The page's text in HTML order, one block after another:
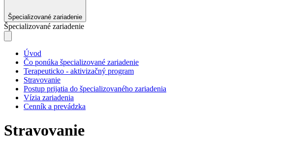
Špecializované zariadenie
Špecializované zariadenie
Úvod
Čo ponúka špecializované zariadenie
Terapeuticko - aktivizačný program
Stravovanie
Postup prijatia do špecializovaného zariadenia
Vízia zariadenia
Cenník a prevádzka
Stravovanie